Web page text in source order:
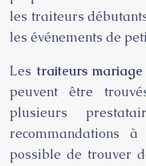
les traiteurs
les événements de
Les traiteurs mariage
peuvent être
plusieurs
recommandations
possible de trouver